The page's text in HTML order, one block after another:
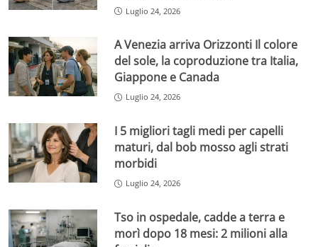
Luglio 24, 2026
A Venezia arriva Orizzonti Il colore
del sole, la coproduzione tra Italia,
Giappone e Canada
Luglio 24, 2026
I 5 migliori tagli medi per capelli
maturi, dal bob mosso agli strati
morbidi
Luglio 24, 2026
Tso in ospedale, cadde a terra e
morì dopo 18 mesi: 2 milioni alla